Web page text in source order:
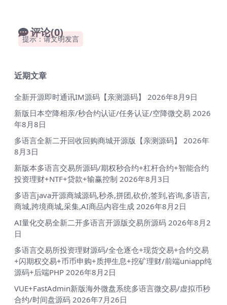
评论(0)
提示：请文明发言
近期文章
全新开源即时通讯IM源码【亲测源码】
2026年8月9日
新版日本空降相亲/秒合约认证/任务认证/空降微交易 2026
年8月8日
多语言全新二开回收回购商城开源版【亲测源码】
2026年
8月3日
新版本多语言交易所源码/期权秒合约+杠杆合约+智能合约
投资理财+NTF+贷款+输赢控制 2026年8月3日
多语言java开源商城源码,秒杀,拼团,砍价,签到,咨询,多语言,
商城,跨境商城,采集,AI商品内容生成 2026年8月2日
AI量化交易全新二开多语言开源版交易所源码 2026年8月2
日
多语言交易所投资理财源码/全仓逐仓+现货交易+合约交易
+闪期权交易+币币申购+质押生息+挖矿理财/前端uniapp纯
源码+后端PHP 2026年8月2日
VUE+FastAdmin新版海外微盘系统多语言微交易/虚拟币秒
合约/时间盘源码 2026年7月26日